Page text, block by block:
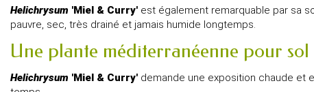
Helichrysum 'Miel & Curry' est également remarquable par sa
pauvre, sec, très drainé et jamais humide longtemps.
Une plante méditerranéenne pour
Helichrysum 'Miel & Curry' demande une exposition chaude et